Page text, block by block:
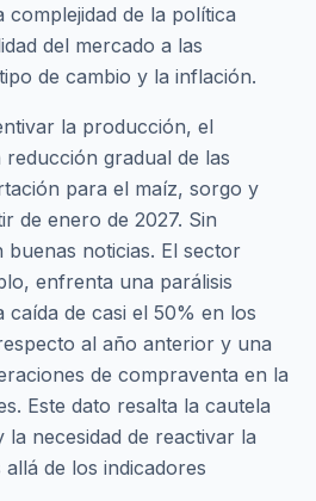
complejidad de la política
del mercado a las
de cambio y la inflación.
la producción, el
gradual de las
para el maíz, sorgo y
de enero de 2027. Sin
noticias. El sector
enfrenta una parálisis
de casi el 50% en los
al año anterior y una
de compraventa en la
Este dato resalta la cautela
necesidad de reactivar la
de los indicadores